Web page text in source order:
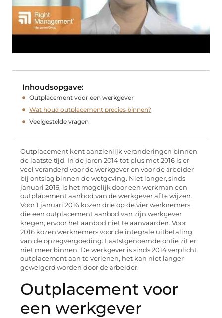
Inhoudsopgave:
Outplacement voor een werkgever
Wat houd outplacement precies binnen?
Veelgestelde vragen
Outplacement kent aanzienlijk veranderingen binnen
de laatste tijd. In de jaren 2014 tot plus met 2016 is er
veel veranderd voor de werkgever en voor de arbeider
bij ontslag binnen de wetgeving. Niet langer, sinds
januari 2016, is het mogelijk door een werkman een
outplacement aanbod van de werkgever af te wijzen.
Voor 1 januari 2016 kozen drie op de vier werknemers,
die een outplacement aanbod van zijn werkgever
kregen, ervoor het aanbod niet te aanvaarden. Voor
2016 kozen werknemers voor de integrale uitbetaling
van de opzegvergoeding. Laatstgenoemde optie zit er
niet meer binnen. De werkgever is sinds 2014 verplicht
outplacement aan te verlenen, het kan niet langer
geweigerd worden door de arbeider.
Outplacement voor
een werkgever